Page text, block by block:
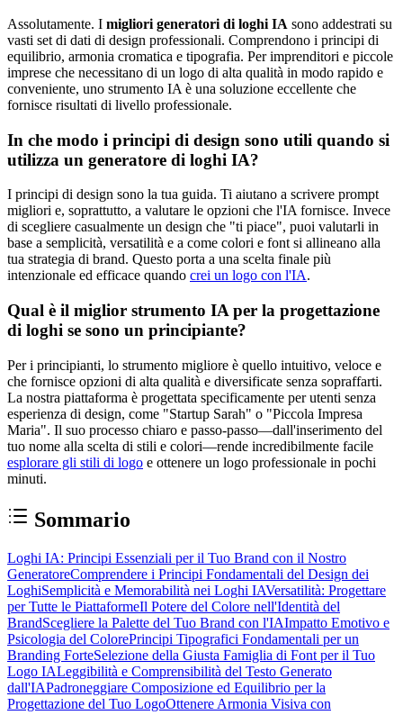
Assolutamente. I migliori generatori di loghi IA sono addestrati su
vasti set di dati di design professionali. Comprendono i principi di
equilibrio, armonia cromatica e tipografia. Per imprenditori e piccole
imprese che necessitano di un logo di alta qualità in modo rapido e
conveniente, uno strumento IA è una soluzione eccellente che
fornisce risultati di livello professionale.
In che modo i principi di design sono utili quando si
utilizza un generatore di loghi IA?
I principi di design sono la tua guida. Ti aiutano a scrivere prompt
migliori e, soprattutto, a valutare le opzioni che l'IA fornisce. Invece
di scegliere casualmente un design che "ti piace", puoi valutarli in
base a semplicità, versatilità e a come colori e font si allineano alla
tua strategia di brand. Questo porta a una scelta finale più
intenzionale ed efficace quando crei un logo con l'IA.
Qual è il miglior strumento IA per la progettazione
di loghi se sono un principiante?
Per i principianti, lo strumento migliore è quello intuitivo, veloce e
che fornisce opzioni di alta qualità e diversificate senza sopraffarti.
La nostra piattaforma è progettata specificamente per utenti senza
esperienza di design, come "Startup Sarah" o "Piccola Impresa
Maria". Il suo processo chiaro e passo-passo—dall'inserimento del
tuo nome alla scelta di stili e colori—rende incredibilmente facile
esplorare gli stili di logo e ottenere un logo professionale in pochi
minuti.
Sommario
Loghi IA: Principi Essenziali per il Tuo Brand con il Nostro
GeneratoreComprendere i Principi Fondamentali del Design dei
LoghiSemplicità e Memorabilità nei Loghi IAVersatilità: Progettare
per Tutte le PiattaformeIl Potere del Colore nell'Identità del
BrandScegliere la Palette del Tuo Brand con l'IAImpatto Emotivo e
Psicologia del ColorePrincipi Tipografici Fondamentali per un
Branding ForteSelezione della Giusta Famiglia di Font per il Tuo
Logo IALeggibilità e Comprensibilità del Testo Generato
dall'IAPadroneggiare Composizione ed Equilibrio per la
Progettazione del Tuo LogoOttenere Armonia Visiva con